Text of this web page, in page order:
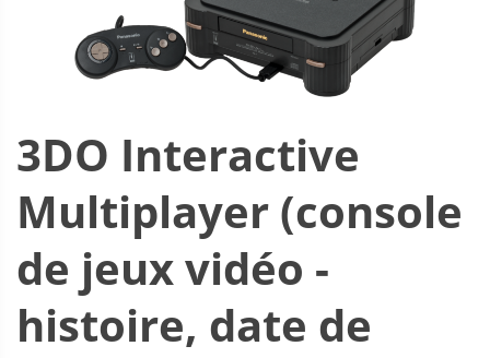
3DO Interactive
Multiplayer (console
de jeux vidéo -
histoire, date de